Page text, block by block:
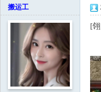
搬运工
[